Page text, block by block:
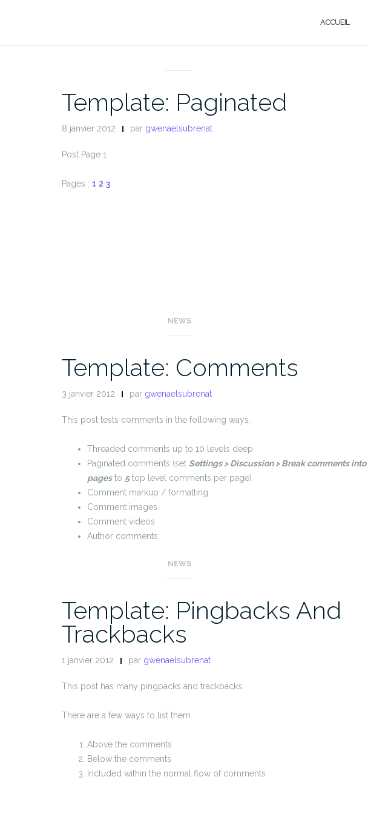
ACCUEIL
Template: Paginated
8 janvier 2012 par gwenaelsubrenat
Post Page 1
Pages : 1 2 3
NEWS
Template: Comments
3 janvier 2012 par gwenaelsubrenat
This post tests comments in the following ways.
Threaded comments up to 10 levels deep
Paginated comments (set Settings > Discussion > Break comments into
pagesto 5top level comments per page)
Comment markup / formatting
Comment images
Comment videos
Author comments
NEWS
Template: Pingbacks And
Trackbacks
1 janvier 2012 par gwenaelsubrenat
This post has many pingpacks and trackbacks.
There are a few ways to list them.
Above the comments
Below the comments
Included within the normal flow of comments